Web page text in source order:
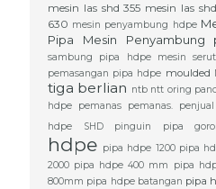
mesin las shd 355 mesin las
630 mesin penyambung hdpe
Pipa
Mesin Penyambung
sambung pipa hdpe
mesin serut
pemasangan pipa hdpe moulded
tiga berlian ntb ntt oring
hdpe
pemanas pemanas.
hdpe SHD
pinguin pipa
hdpe pipa hdpe 1200 pipa
2000 pipa hdpe 400 mm pipa
800mm pipa hdpe batangan pipa